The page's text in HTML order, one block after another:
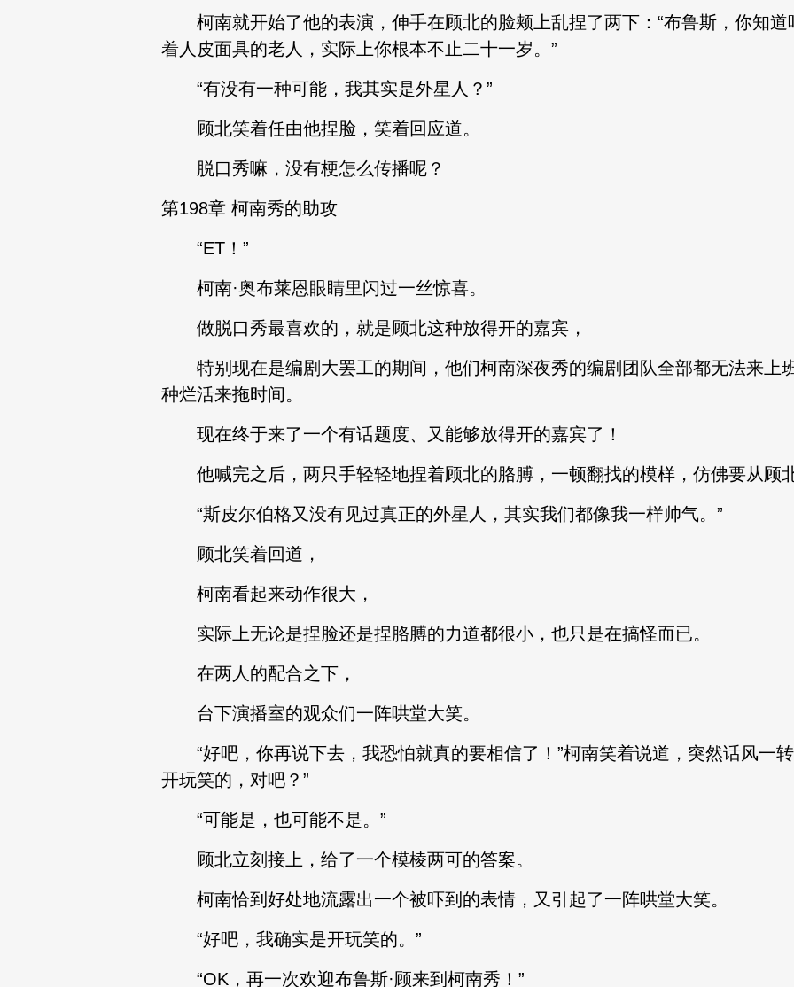
柯南就开始了他的表演，伸手在顾北的脸颊上乱捏了两下：“布鲁斯，你知道
着人皮面具的老人，实际上你根本不止二十一岁。”
“有没有一种可能，我其实是外星人？”
顾北笑着任由他捏脸，笑着回应道。
脱口秀嘛，没有梗怎么传播呢？
第198章 柯南秀的助攻
“ET！”
柯南·奥布莱恩眼睛里闪过一丝惊喜。
做脱口秀最喜欢的，就是顾北这种放得开的嘉宾，
特别现在是编剧大罢工的期间，他们柯南深夜秀的编剧团队全部都无法来上
种烂活来拖时间。
现在终于来了一个有话题度、又能够放得开的嘉宾了！
他喊完之后，两只手轻轻地捏着顾北的胳膊，一顿翻找的模样，仿佛要从顾北
“斯皮尔伯格又没有见过真正的外星人，其实我们都像我一样帅气。”
顾北笑着回道，
柯南看起来动作很大，
实际上无论是捏脸还是捏胳膊的力道都很小，也只是在搞怪而已。
在两人的配合之下，
台下演播室的观众们一阵哄堂大笑。
“好吧，你再说下去，我恐怕就真的要相信了！”柯南笑着说道，突然话风一
开玩笑的，对吧？”
“可能是，也可能不是。”
顾北立刻接上，给了一个模棱两可的答案。
柯南恰到好处地流露出一个被吓到的表情，又引起了一阵哄堂大笑。
“好吧，我确实是开玩笑的。”
“OK，再一次欢迎布鲁斯·顾来到柯南秀！”